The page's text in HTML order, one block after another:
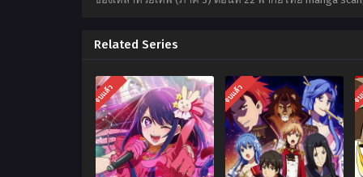
Related Series
จบแล้ว จบแล้ว จ